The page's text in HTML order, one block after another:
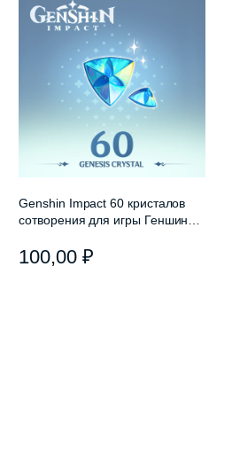
Genshin Impact 60 кристалов
сотворения для игры Геншин
100,00₽